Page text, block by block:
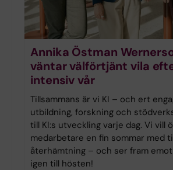
Annika Östman
väntar välförtjänt vila
intensiv vår
Tillsammans är vi KI – och ert
utbildning, forskning och
till KI:s utveckling varje dag. Vi vill
medarbetare en fin sommar med
återhämtning – och ser fram
igen till hösten!